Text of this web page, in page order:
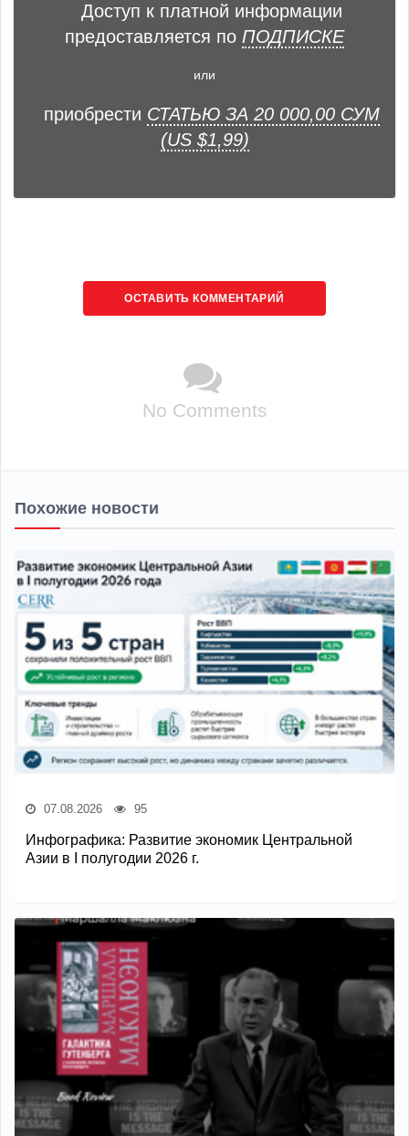
Доступ к платной информации
предоставляется по ПОДПИСКЕ
или
приобрести СТАТЬЮ ЗА 20 000,00 СУМ
(US $1,99)
ОСТАВИТЬ КОММЕНТАРИЙ
No Comments
Похожие новости
07.08.2026 95
Инфографика: Развитие экономик Центральной
Азии в I полугодии 2026 г.